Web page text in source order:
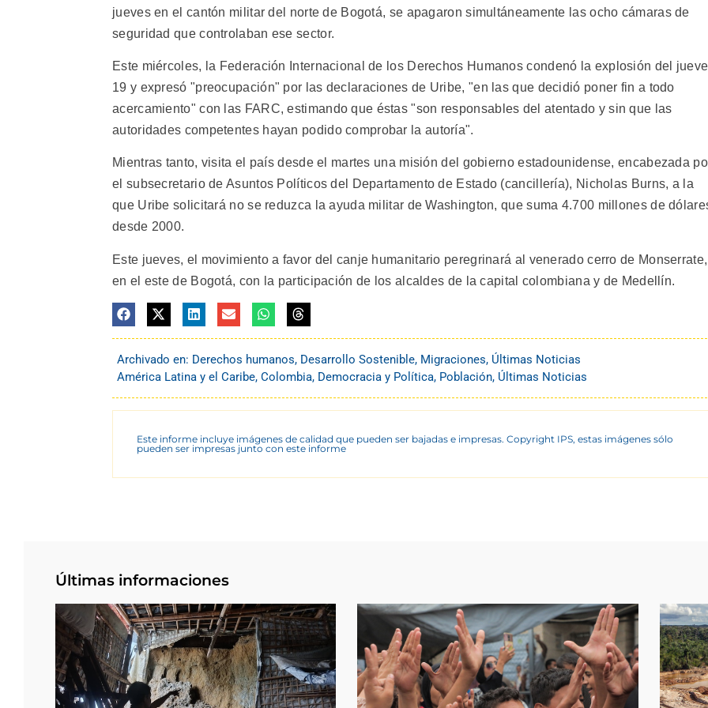
jueves en el cantón militar del norte de Bogotá, se apagaron simultáneamente las ocho cámaras de
seguridad que controlaban ese sector.
Este miércoles, la Federación Internacional de los Derechos Humanos condenó la explosión del
19 y expresó "preocupación" por las declaraciones de Uribe, "en las que decidió poner fin a todo
acercamiento" con las FARC, estimando que éstas "son responsables del atentado y sin que las
autoridades competentes hayan podido comprobar la autoría".
Mientras tanto, visita el país desde el martes una misión del gobierno estadounidense, encabezada
el subsecretario de Asuntos Políticos del Departamento de Estado (cancillería), Nicholas Burns, a la
que Uribe solicitará no se reduzca la ayuda militar de Washington, que suma 4.700 millones de
desde 2000.
Este jueves, el movimiento a favor del canje humanitario peregrinará al venerado cerro de Monserrate,
en el este de Bogotá, con la participación de los alcaldes de la capital colombiana y de Medellín.
Archivado en: Derechos humanos, Desarrollo Sostenible, Migraciones, Últimas Noticias
América Latina y el Caribe, Colombia, Democracia y Política, Población, Últimas Noticias
Este informe incluye imágenes de calidad que pueden ser bajadas e impresas. Copyright IPS, estas imágenes sólo
pueden ser impresas junto con este informe
Últimas informaciones